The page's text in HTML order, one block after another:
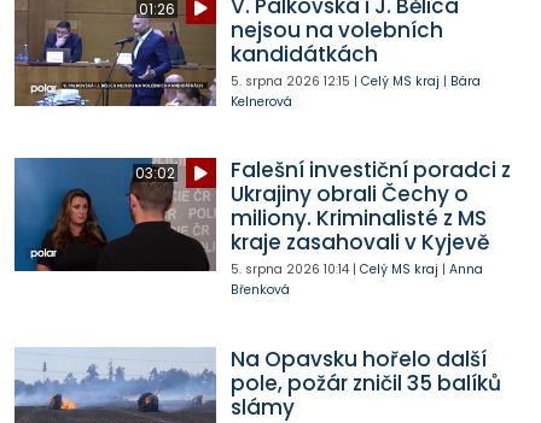
01:26
V. Palkovská i J. Bělica
nejsou na volebních
kandidátkách
5. srpna 2026 12:15 | Celý MS kraj | Bára
Kelnerová
03:02
Falešní investiční poradci z
Ukrajiny obrali Čechy o
miliony. Kriminalisté z MS
kraje zasahovali v Kyjevě
5. srpna 2026 10:14| Celý MS kraj | Anna
Břenková
Na Opavsku hořelo další
pole, požár zničil 35 balíků
slámy